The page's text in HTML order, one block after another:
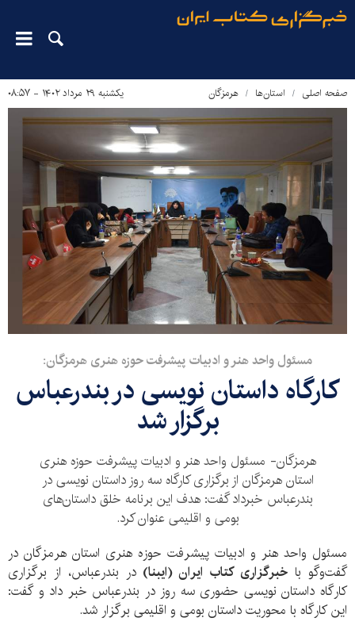
صفحه اصلی استان‌ها هرمزگان یکشنبه ۲۹ مرداد ۱۴۰۲ - ۰۸:۵۷
مسئول واحد هنر و ادبیات پیشرفت حوزه هنری هرمزگان:
کارگاه داستان نویسی در بندرعباس
برگزار شد
هرمزگان- مسئول واحد هنر و ادبیات پیشرفت حوزه هنری
استان هرمزگان از برگزاری کارگاه سه روز داستان نویسی در
بندرعباس خبرداد گفت: هدف این برنامه خلق داستان‌های
بومی و اقلیمی عنوان کرد.
مسئول واحد هنر و ادبیات پیشرفت حوزه هنری استان هرمزگان در
گفت‌و‌گو با خبرگزاری کتاب ایران(ایبنا)در بندرعباس، از برگزاری
کارگاه داستان نویسی حضوری سه روز در بندرعباس خبر داد و گفت:
این کارگاه با محوریت داستان بومی و اقلیمی برگزار شد.